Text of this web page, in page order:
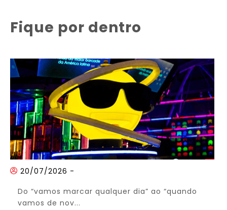
Fique por dentro
20/07/2026 -
Do “vamos marcar qualquer dia” ao “quando
vamos de nov...